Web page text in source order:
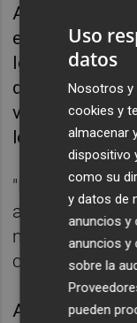
Al denegar
el defensor
Igualdad y
derecho que la
valenciana de
los que no
"Es más, si la
ayuda en el
meses, la
cobrado",
Así, afirman
Uso
datos
Nosotros
cookies y
almacenar
dispositivo
como su
y datos de
anuncios y
anuncios y
sobre la
pueden